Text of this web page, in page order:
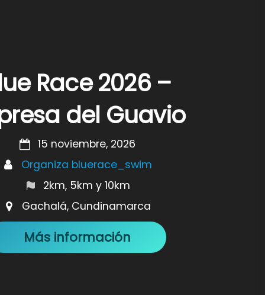
Race 2026 –
del Guavio
15 noviembre, 2026
Organiza bluerace_swim
2km, 5km y 10km
Gachalá, Cundinamarca
Más información